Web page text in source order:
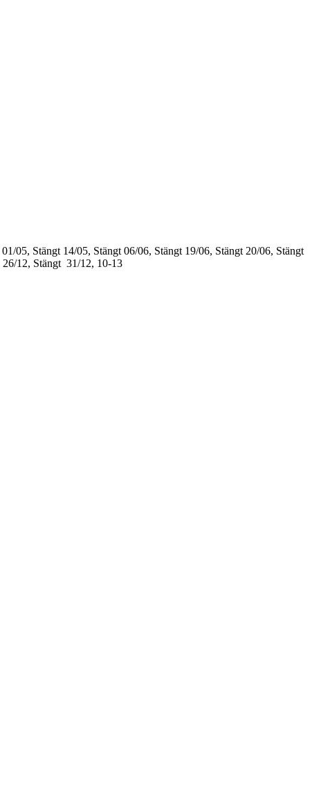
01/05, Stängt 14/05, Stängt 06/06, Stängt 19/06, Stängt 20/06, Stängt
26/12, Stängt 31/12, 10-13